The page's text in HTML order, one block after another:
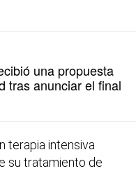
una propuesta
tras anunciar el final
terapia intensiva
su tratamiento de